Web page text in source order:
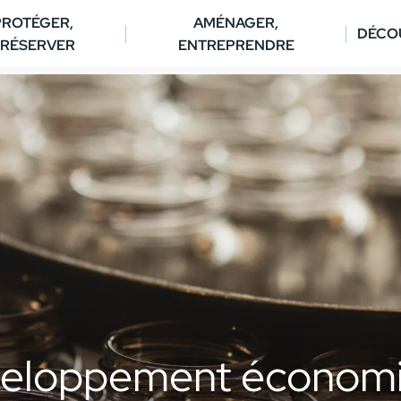
AMÉNAGER,
ENTREPRENDRE